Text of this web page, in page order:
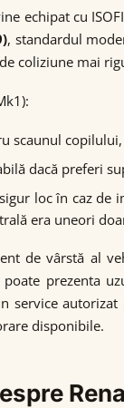
echipat cu
, standardul
coliziune mai
scaunul
dacă preferi
loc în caz de
era uneori
de vârstă al
prezenta
service
disponibile.